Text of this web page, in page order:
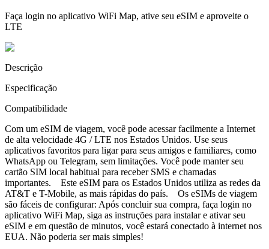
Faça login no aplicativo WiFi Map, ative seu eSIM e aproveite o
LTE
Descrição
Especificação
Compatibilidade
Com um eSIM de viagem, você pode acessar facilmente a Internet
de alta velocidade 4G / LTE nos Estados Unidos. Use seus
aplicativos favoritos para ligar para seus amigos e familiares, como
WhatsApp ou Telegram, sem limitações. Você pode manter seu
cartão SIM local habitual para receber SMS e chamadas
importantes. Este eSIM para os Estados Unidos utiliza as redes da
AT&T e T-Mobile, as mais rápidas do país. Os eSIMs de viagem
são fáceis de configurar: Após concluir sua compra, faça login no
aplicativo WiFi Map, siga as instruções para instalar e ativar seu
eSIM e em questão de minutos, você estará conectado à internet nos
EUA. Não poderia ser mais simples!